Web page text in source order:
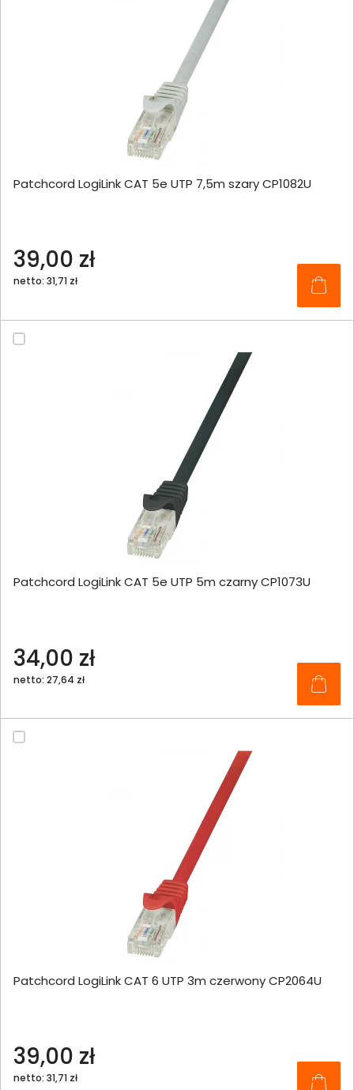
Patchcord LogiLink CAT 5e UTP 7,5m szary CP1082U
39,00 zł
netto: 31,71 zł
Patchcord LogiLink CAT 5e UTP 5m czarny CP1073U
34,00 zł
netto: 27,64 zł
Patchcord LogiLink CAT 6 UTP 3m czerwony CP2064U
39,00 zł
netto: 31,71 zł